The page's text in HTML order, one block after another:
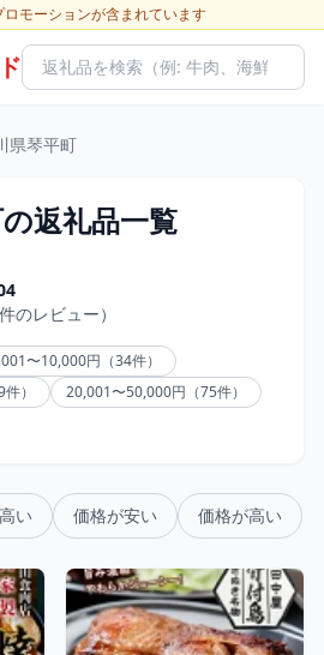
モーションが含まれています
県琴平町
返礼品一覧
のレビュー）
〜10,000円（34件）
）
20,001〜50,000円（75件）
い 価格が安い 価格が高い